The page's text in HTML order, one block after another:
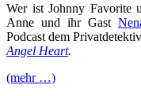
Wer ist Johnny Favorite
Anne und ihr Gast
Podcast dem
Angel Heart.
(mehr …)